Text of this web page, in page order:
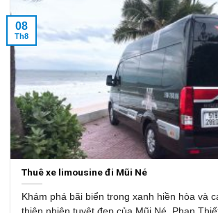
Thuê xe limousine đi Mũi Né
Khám phá bãi biển trong xanh hiền hòa và
08
Th8